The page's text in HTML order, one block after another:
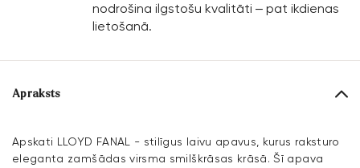
nodrošina ilgstošu kvalitāti – pat ikdienas
lietošanā.
Apraksts
Apskati LLOYD FANAL - stilīgus laivu apavus, kurus raksturo
eleganta zamšādas virsma smilškrāsas krāsā. Šī apava